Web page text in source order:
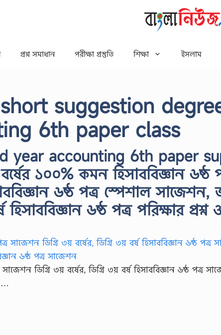
প্রশ্ন সমাধান পরীক্ষা প্রস্তুতি শিক্ষা ইসলাম
suggestion
6th paper class
year accounting 6th paper
১০০% কমন হিসাববিজ্ঞান ৬ষ্ঠ
৬ষ্ঠ পত্র স্পেশাল সাজেশন,
হিসাববিজ্ঞান ৬ষ্ঠ পত্র পরিক্ষার
সাজেশন ডিগ্রি ৩য় বর্ষের, ডিগ্রি ৩য় বর্ষ হিসাববিজ্ঞান ৬ষ্ঠ পত্র
…